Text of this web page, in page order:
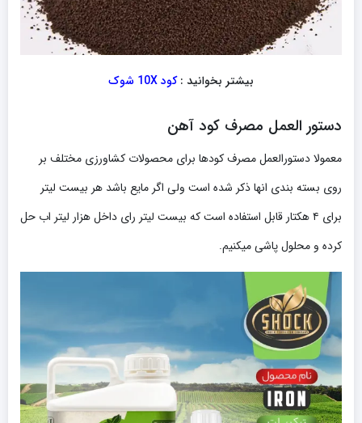
بیشتر بخوانید :کود 10X شوک
دستور العمل مصرف کود آهن
معمولا دستورالعمل مصرف کودها برای محصولات کشاورزی مختلف بر
روی بسته بندی انها ذکر شده است ولی اگر مایع باشد هر بیست لیتر
برای ۴ هکتار قابل استفاده است که بیست لیتر رای داخل هزار لیتر اب حل
کرده و محلول پاشی میکنیم.